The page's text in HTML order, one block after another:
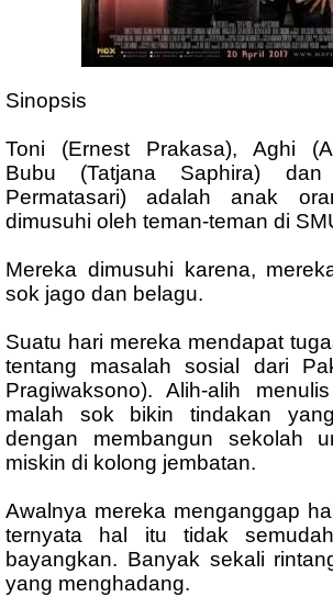
Sinopsis
Toni (Ernest Prakasa), Aghi
Bubu (Tatjana Saphira)
Permatasari) adalah anak
dimusuhi oleh teman-teman di
Mereka dimusuhi karena,
sok jago dan belagu.
Suatu hari mereka mendapat
tentang masalah sosial dari
Pragiwaksono). Alih-alih
malah sok bikin tindakan
dengan membangun sekolah
miskin di kolong jembatan.
Awalnya mereka menganggap
ternyata hal itu tidak
bayangkan. Banyak sekali
yang menghadang.